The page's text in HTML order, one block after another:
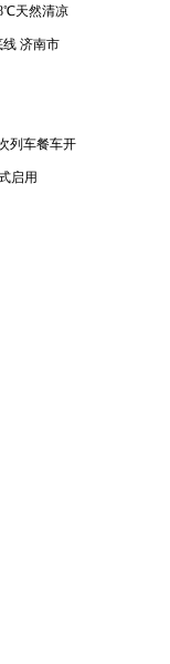
天然清凉
济南市
列车餐车开
启用